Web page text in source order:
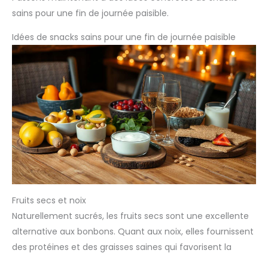
sains pour une fin de journée paisible.
Idées de snacks sains pour une fin de journée paisible
Fruits secs et noix
Naturellement sucrés, les fruits secs sont une excellente
alternative aux bonbons. Quant aux noix, elles fournissent
des protéines et des graisses saines qui favorisent la